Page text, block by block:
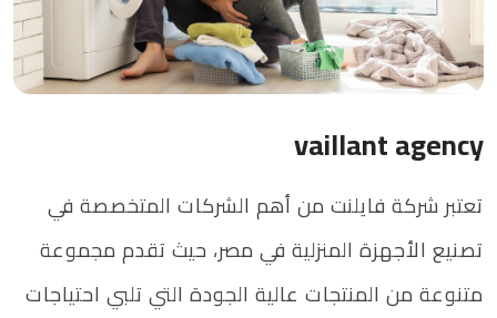
vaillant agency
تعتبر شركة فايلنت من أهم الشركات المتخصصة في
تصنيع الأجهزة المنزلية في مصر، حيث تقدم مجموعة
متنوعة من المنتجات عالية الجودة التي تلبي احتياجات